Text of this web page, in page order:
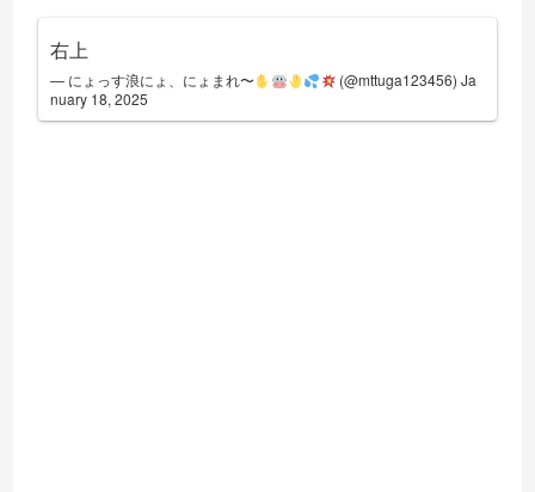
右上
— にょっす浪にょ、にょまれ〜 (@mttuga123456)Ja
nuary 18, 2025